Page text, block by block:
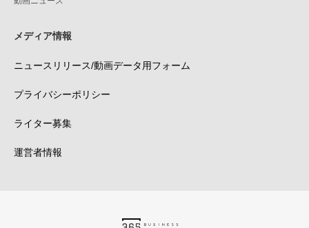
メディア情報
ニュースリリース/動画データ用フォーム
プライバシーポリシー
ライター募集
運営者情報